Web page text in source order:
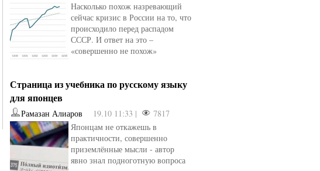
Насколько похож назревающий
сейчас кризис в России на то, что
происходило перед распадом
СССР. И ответ на это –
«совершенно не похож»
Страница из учебника по русскому языку
для японцев
Рамазан Алиаров 19.10 11:33 |
7817
Японцам не откажешь в
практичности, совершенно
приземлённые мысли - автор
явно знал подноготную вопроса